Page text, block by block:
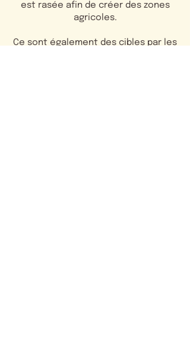
est rasée afin de créer des zones
agricoles.
Ce sont également des cibles par les